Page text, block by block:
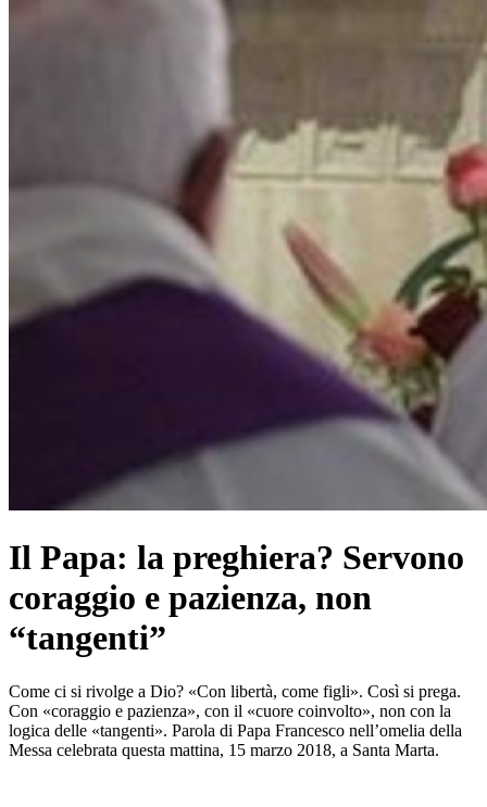
Il Papa: la preghiera? Servono
coraggio e pazienza, non
“tangenti”
Come ci si rivolge a Dio? «Con libertà, come figli». Così si prega.
Con «coraggio e pazienza», con il «cuore coinvolto», non con la
logica delle «tangenti». Parola di Papa Francesco nell’omelia della
Messa celebrata questa mattina, 15 marzo 2018, a Santa Marta.